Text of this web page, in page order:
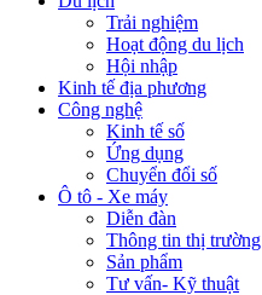
Trải nghiệm
Hoạt động du lịch
Hội nhập
Kinh tế địa phương
Công nghệ
Kinh tế số
Ứng dụng
Chuyển đổi số
Ô tô - Xe máy
Diễn đàn
Thông tin thị trường
Sản phẩm
Tư vấn- Kỹ thuật